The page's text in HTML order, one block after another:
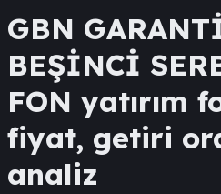
GBN
BEŞİNCİ
FON yatırım
fiyat, getiri
analiz